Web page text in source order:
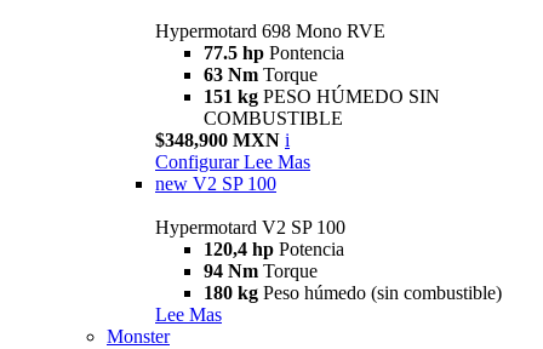
Hypermotard 698 Mono RVE
77.5 hp Pontencia
63 Nm Torque
151 kg PESO HÚMEDO SIN
COMBUSTIBLE
$348,900 MXN i
Configurar Lee Mas
new V2 SP 100
Hypermotard V2 SP 100
120,4 hp Potencia
94 Nm Torque
180 kg Peso húmedo (sin combustible)
Lee Mas
Monster